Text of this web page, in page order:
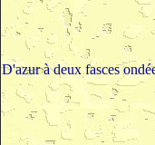
D'azur à deux fasces